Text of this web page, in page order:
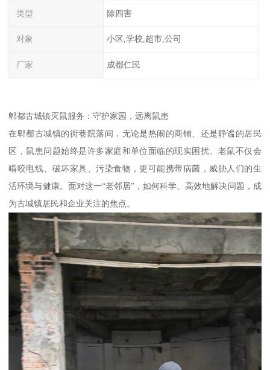
类型 除四害
对象 小区,学校,超市,公司
厂家 成都仁民
郫都古城镇灭鼠服务：守护家园，远离鼠患
在郫都古城镇的街巷院落间，无论是热闹的商铺、还是静谧的居民
区，鼠患问题始终是许多家庭和单位面临的现实困扰。老鼠不仅会
啃咬电线、破坏家具、污染食物，更可能携带病菌，威胁人们的生
活环境与健康。面对这一“老邻居”，如何科学、高效地解决问题，成
为古城镇居民和企业关注的焦点。